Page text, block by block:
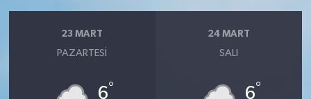
23 MART
PAZARTESI
6°
24 MART
SALI
6°